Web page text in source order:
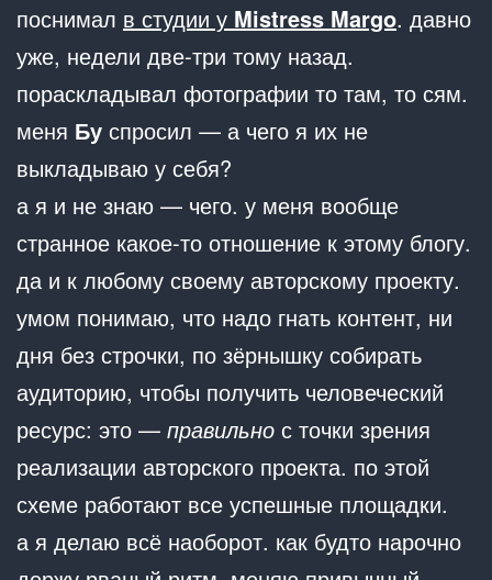
поснимал в студии у Mistress Margo. давно
уже, недели две-три тому назад.
пораскладывал фотографии то там, то сям.
меня Бу спросил — а чего я их не
выкладываю у себя?
а я и не знаю — чего. у меня вообще
странное какое-то отношение к этому блогу.
да и к любому своему авторскому проекту.
умом понимаю, что надо гнать контент, ни
дня без строчки, по зёрнышку собирать
аудиторию, чтобы получить человеческий
ресурс: это — правильно с точки зрения
реализации авторского проекта. по этой
схеме работают все успешные площадки.
а я делаю всё наоборот. как будто нарочно